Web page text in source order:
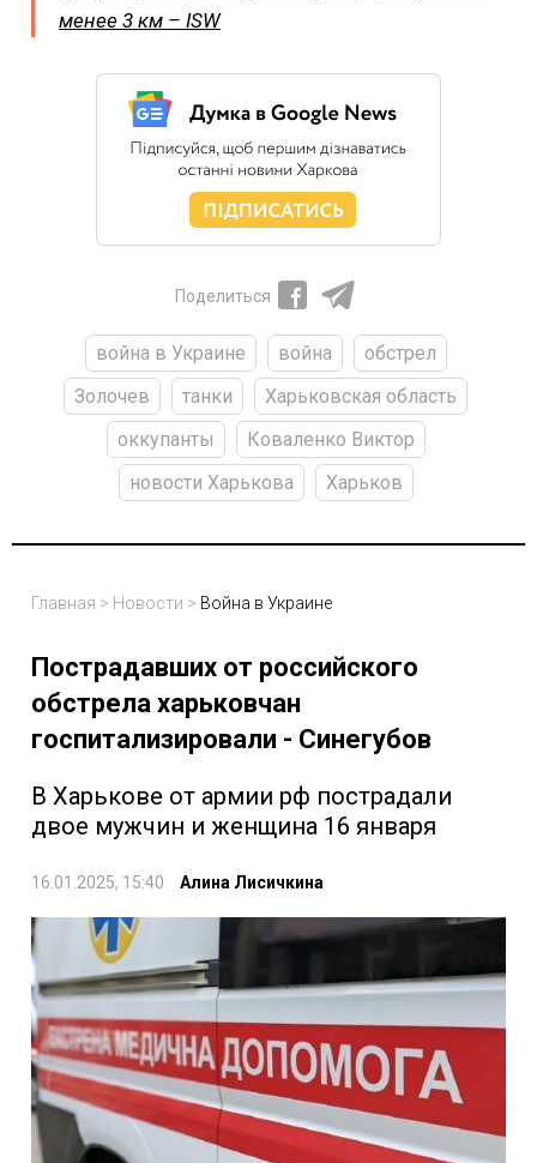
менее 3 км – ISW
Поделиться
война в Украине война
обстрел
Золочев
танки
Харьковская область
оккупанты
Коваленко Виктор
новости Харькова
Харьков
Главная > Новости > Война в Украине
Пострадавших от российского
обстрела харьковчан
госпитализировали - Синегубов
В Харькове от армии рф пострадали
двое мужчин и женщина 16 января
16.01.2025, 15:40 Алина Лисичкина